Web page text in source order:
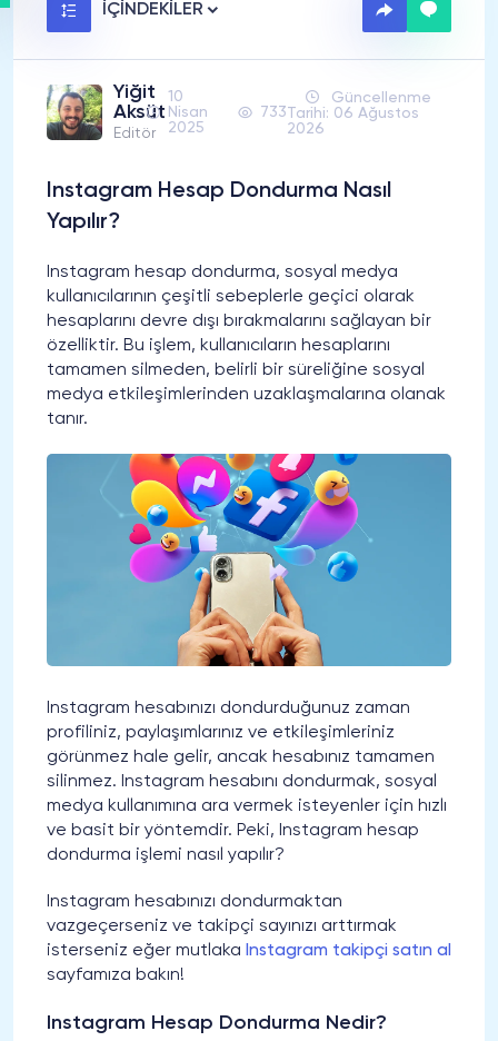
İÇİNDEKİLER
Yiğit
Aksüt
Editör
10
Nisan
2025
733
Güncellenme
Tarihi: 06 Ağustos
2026
Instagram Hesap Dondurma Nasıl
Yapılır?
Instagram hesap dondurma, sosyal medya
kullanıcılarının çeşitli sebeplerle geçici olarak
hesaplarını devre dışı bırakmalarını sağlayan bir
özelliktir. Bu işlem, kullanıcıların hesaplarını
tamamen silmeden, belirli bir süreliğine sosyal
medya etkileşimlerinden uzaklaşmalarına olanak
tanır.
Instagram hesabınızı dondurduğunuz zaman
profiliniz, paylaşımlarınız ve etkileşimleriniz
görünmez hale gelir, ancak hesabınız tamamen
silinmez. Instagram hesabını dondurmak, sosyal
medya kullanımına ara vermek isteyenler için hızlı
ve basit bir yöntemdir. Peki, Instagram hesap
dondurma işlemi nasıl yapılır?
Instagram hesabınızı dondurmaktan
vazgeçerseniz ve takipçi sayınızı arttırmak
isterseniz eğer mutlaka Instagram takipçi satın al
sayfamıza bakın!
Instagram Hesap Dondurma Nedir?